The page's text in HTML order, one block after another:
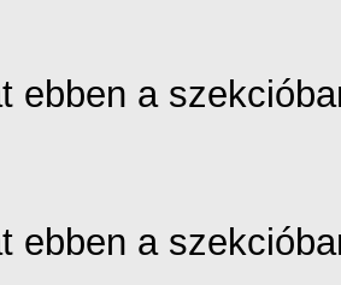
ebben a
ebben a